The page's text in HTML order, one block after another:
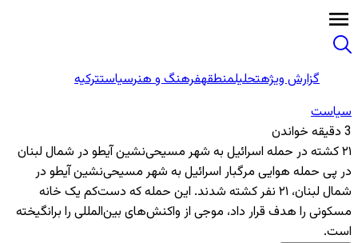
گزارش ویژهتحلیلمنطقهفرهنگ و هنرسیاستترکیه
سیاست
3 دقیقه خواندن
۲۱ کشته در حمله اسرائیل به شهر مسیحی‌نشین آیطو در شمال لبنان
در پی حمله هوایی مرگبار اسرائیل به شهر مسیحی‌نشین آیطو در
شمال لبنان، ۲۱ نفر کشته شدند. این حمله که دست‌کم یک خانه
مسکونی را هدف قرار داد، موجی از واکنش‌های بین‌المللی را برانگیخته
است.